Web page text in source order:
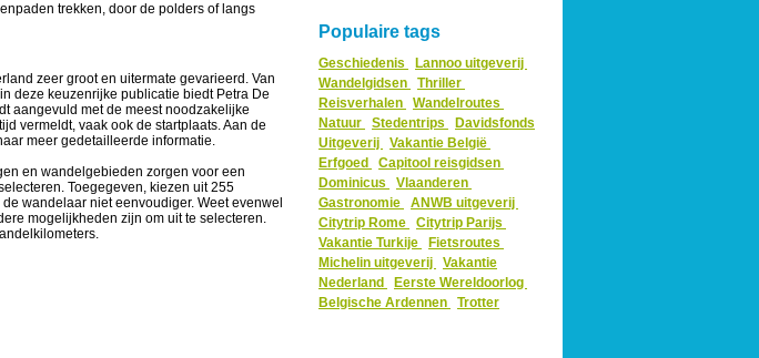
trekken, door de polders of langs
zeer groot en uitermate gevarieerd. Van
deze keuzenrijke publicatie biedt Petra De
aangevuld met de meest noodzakelijke
vermeldt, vaak ook de startplaats. Aan de
meer gedetailleerde informatie.
en wandelgebieden zorgen voor een
Toegegeven, kiezen uit 255
wandelaar niet eenvoudiger. Weet evenwel
mogelijkheden zijn om uit te selecteren.
Populaire tags
Geschiedenis
Lannoo uitgeverij
Wandelgidsen
Thriller
Reisverhalen
Wandelroutes
Natuur
Stedentrips
Davidsfonds
Uitgeverij
Vakantie België
Erfgoed
Capitool reisgidsen
Dominicus
Vlaanderen
Gastronomie
ANWB uitgeverij
Citytrip Rome
Citytrip Parijs
Vakantie Turkije
Fietsroutes
Michelin uitgeverij
Vakantie
Nederland
Eerste Wereldoorlog
Belgische Ardennen
Trotter